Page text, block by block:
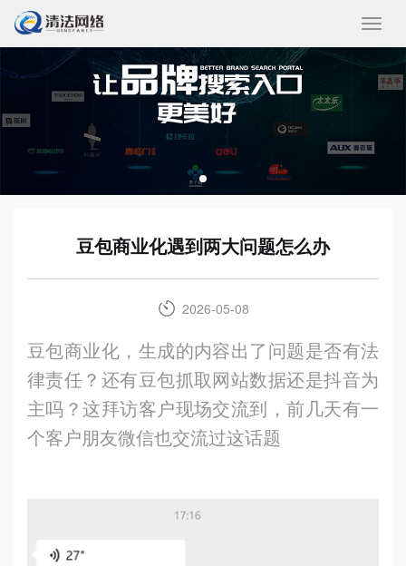
收
起/
展
开
豆包商业化遇到两大问题怎么办
2026-05-08
豆包商业化，生成的内容出了问题是否有法
律责任？还有豆包抓取网站数据还是抖音为
主吗？这拜访客户现场交流到，前几天有一
个客户朋友微信也交流过这话题